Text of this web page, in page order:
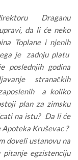
Draganu
da li će neko
Toplane i njenih
je zadnju platu
poslednjih godina
stranačkih
a koliko
plan za zimsku
na istu? Da li će
Kruševac ?
doveli ustanovu na
egzistenciju